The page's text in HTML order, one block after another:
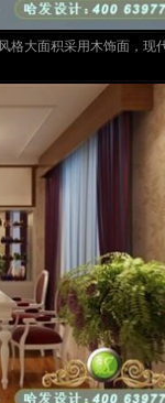
格大面积采用木饰面，现